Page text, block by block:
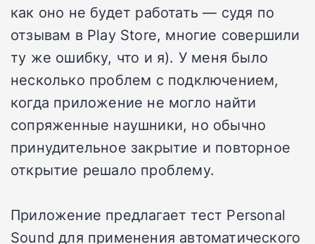
как оно не будет работать — судя по
отзывам в Play Store, многие совершили
ту же ошибку, что и я). У меня было
несколько проблем с подключением,
когда приложение не могло найти
сопряженные наушники, но обычно
принудительное закрытие и повторное
открытие решало проблему.
Приложение предлагает тест Personal
Sound для применения автоматического